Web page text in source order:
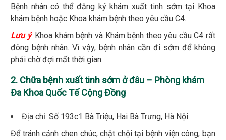
Bệnh nhân có thể đăng ký khám xuất tinh sớm tại Khoa
khám bệnh hoặc Khoa khám bệnh theo yêu cầu C4.
Lưu ý: Khoa khám bệnh và Khám bệnh theo yêu cầu C4 rất
đông bệnh nhân. Vì vậy, bệnh nhân cần đi sớm để không
phải chờ đợi mất thời gian.
2. Chữa bệnh xuất tinh sớm ở đâu – Phòng khám
Đa Khoa Quốc Tế Cộng Đồng
Địa chỉ: Số 193c1 Bà Triệu, Hai Bà Trưng, Hà Nội
Để tránh cảnh chen chúc, chật chội tại bệnh viện công, bạn